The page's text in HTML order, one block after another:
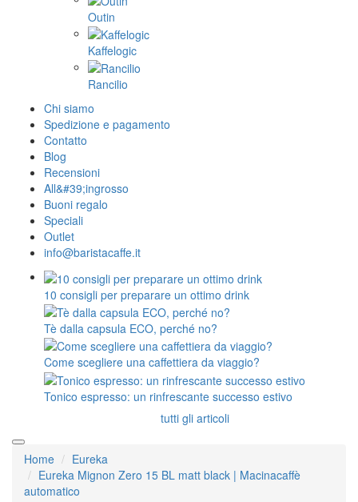
Outin
Kaffelogic
Rancilio
Chi siamo
Spedizione e pagamento
Contatto
Blog
Recensioni
All&#39;ingrosso
Buoni regalo
Speciali
Outlet
info@baristacaffe.it
10 consigli per preparare un ottimo drink
Tè dalla capsula ECO, perché no?
Come scegliere una caffettiera da viaggio?
Tonico espresso: un rinfrescante successo estivo
tutti gli articoli
Home
Eureka
Eureka Mignon Zero 15 BL matt black | Macinacaffè
automatico